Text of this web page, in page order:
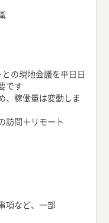
の現地会議を平日日
です
稼働量は変動しま
訪問＋リモート
など、一部